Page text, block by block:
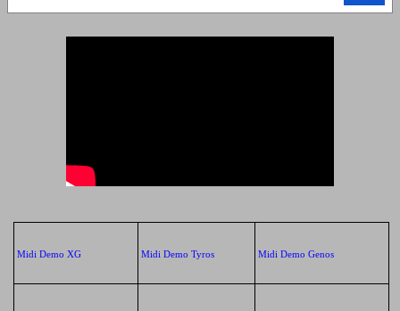
Midi Demo XG Midi Demo Tyros Midi Demo Genos